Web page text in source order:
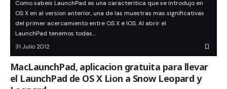
Como sabeis LaunchPad es una caracteritica que se introdujo en
OS X en al version anterior, una de las muestras mas significativas
del primer acercamiento entre OS X e IOS. Al abrir el
LaunchPad tenemos todas…
31 Julio 2012
MacLaunchPad, aplicacion gratuita para llevar
el LaunchPad de OS X Lion a Snow Leopard y